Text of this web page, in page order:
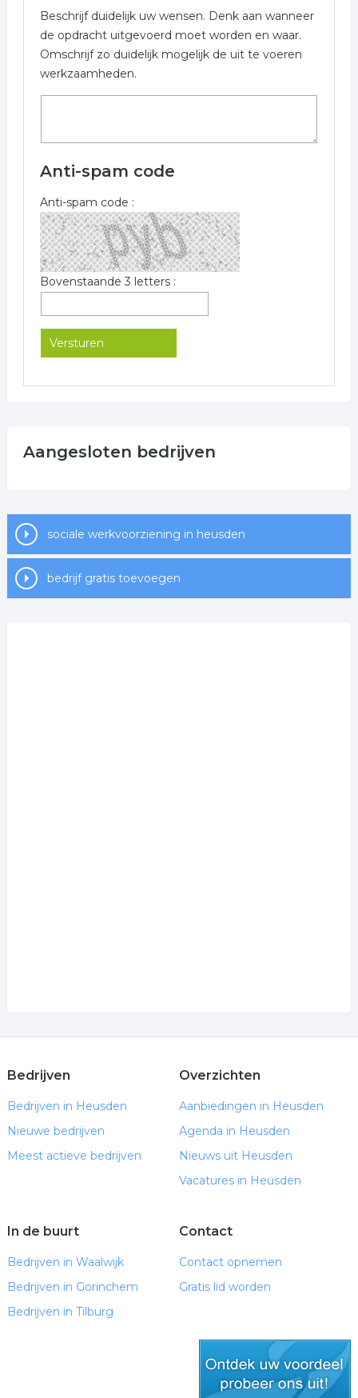
Beschrijf duidelijk uw wensen. Denk aan wanneer
de opdracht uitgevoerd moet worden en waar.
Omschrijf zo duidelijk mogelijk de uit te voeren
werkzaamheden.
Anti-spam code
Anti-spam code :
Bovenstaande 3 letters :
Aangesloten bedrijven
sociale werkvoorziening in heusden
bedrijf gratis toevoegen
Bedrijven
Bedrijven in Heusden
Nieuwe bedrijven
Meest actieve bedrijven
Overzichten
Aanbiedingen in Heusden
Agenda in Heusden
Nieuws uit Heusden
Vacatures in Heusden
In de buurt
Bedrijven in Waalwijk
Bedrijven in Gorinchem
Bedrijven in Tilburg
Contact
Contact opnemen
Gratis lid worden